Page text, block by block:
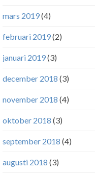
mars 2019(4)
februari 2019(2)
januari 2019(3)
december 2018 (3)
november 2018 (4)
oktober 2018 (3)
september 2018 (4)
augusti 2018 (3)